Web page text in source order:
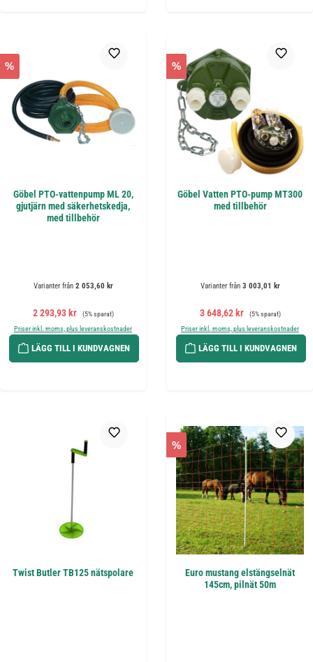
%
Göbel PTO-vattenpump ML 20,
gjutjärn med säkerhetskedja,
med tillbehör
Varianter från2 053,60 kr
Försäljningspris:
2 293,93 kr Ordinarie pris:
(5% sparat)
Priser inkl. moms, plus leveranskostnader
LÄGG TILL I KUNDVAGNEN
%
Göbel Vatten PTO-pump MT300
med tillbehör
Varianter från3 003,01 kr
Försäljningspris:
3 648,62 kr Ordinarie pris:
(5% sparat)
Priser inkl. moms, plus leveranskostnader
LÄGG TILL I KUNDVAGNEN
Twist Butler TB125 nätspolare
%
Euro mustang elstängselnät
145cm, pilnät 50m